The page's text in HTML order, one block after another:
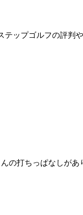
ップゴルフの評判
の打ちっぱなしが